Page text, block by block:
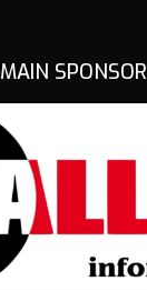
MAIN SPONSOR